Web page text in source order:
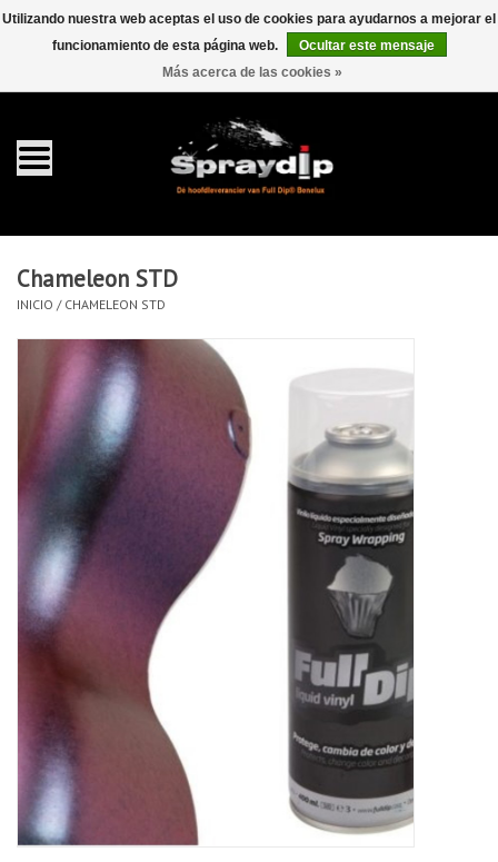
0 Artículos - €0,00
galón 4 liter
Spray 400ml
Completa dip sets
Dip pearls
accesorios Dippen
FullCarX® Detailing
Chameleon STD
INICIO / CHAMELEON STD
Utilizando nuestra web aceptas el uso de cookies para ayudarnos a mejorar el
funcionamiento de esta página web.
Ocultar este mensaje
Más acerca de las cookies »